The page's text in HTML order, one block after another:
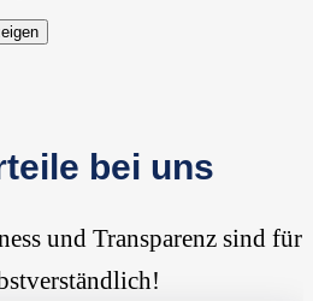
bei uns
und Transparenz sind für